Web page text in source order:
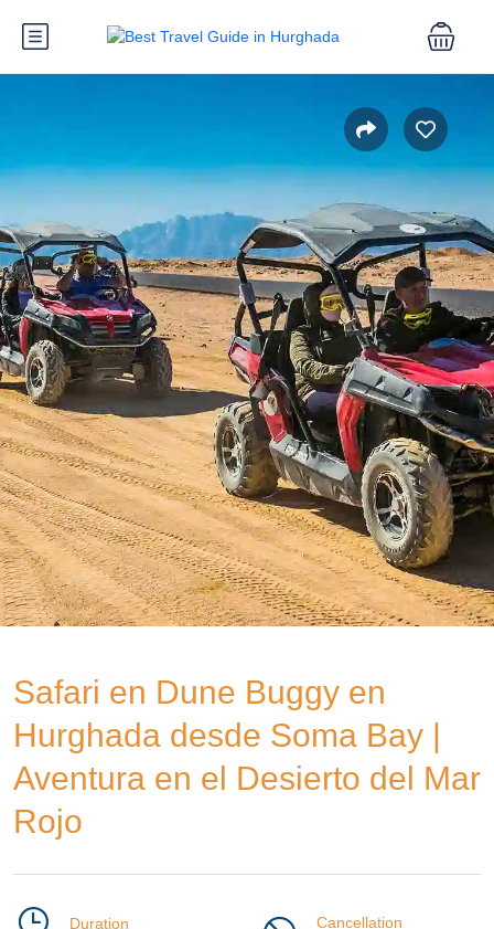
Safari en Dune Buggy en
Hurghada desde Soma Bay |
Aventura en el Desierto del Mar
Rojo
Duration
Cancellation